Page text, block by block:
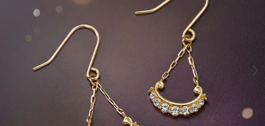
#くまのプーさん #エタニティ
EAU DOUCE４℃
すべてのピアス